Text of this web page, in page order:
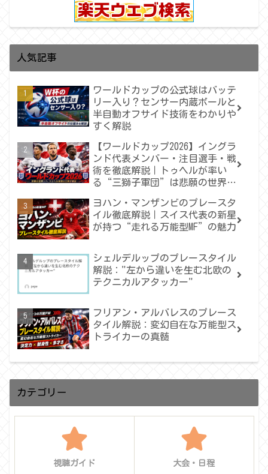
人気記事
ワールドカップの公式球はバッテ
リー入り？センサー内蔵ボールと
半自動オフサイド技術をわかりや
すく解説
【ワールドカップ2026】イングラ
ンド代表メンバー・注目選手・戦
術を徹底解説｜トゥヘルが率い
る“三獅子軍団”は悲願の世界一
ヨハン・マンザンビのプレースタ
イル徹底解説｜スイス代表の新星
が持つ“走れる万能型MF”の魅力
シェルデルップのプレースタイル
解説："左から違いを生む北欧の
テクニカルアタッカー"
フリアン・アルバレスのプレース
タイル解説：変幻自在な万能型ス
トライカーの真髄
カテゴリー
視聴ガイド 大会・日程